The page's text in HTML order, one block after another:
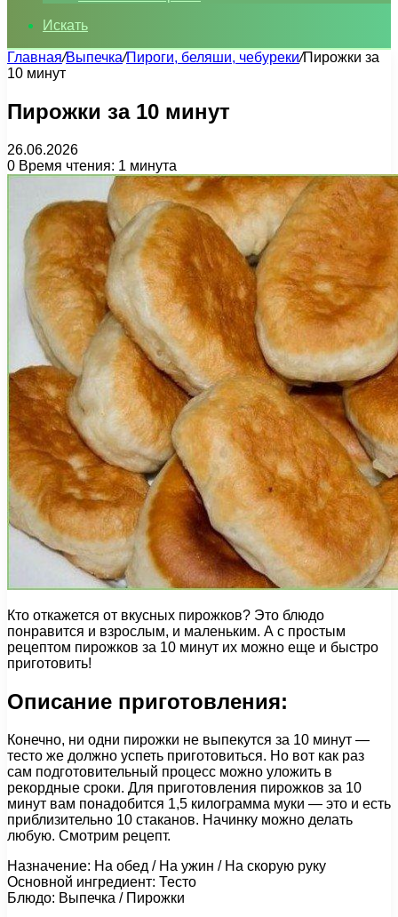
Искать
Главная/Выпечка/Пироги, беляши, чебуреки/Пирожки за
10 минут
Пирожки за 10 минут
26.06.2026
0 Время чтения: 1 минута
Кто откажется от вкусных пирожков? Это блюдо
понравится и взрослым, и маленьким. А с простым
рецептом пирожков за 10 минут их можно еще и быстро
приготовить!
Описание приготовления:
Конечно, ни одни пирожки не выпекутся за 10 минут —
тесто же должно успеть приготовиться. Но вот как раз
сам подготовительный процесс можно уложить в
рекордные сроки. Для приготовления пирожков за 10
минут вам понадобится 1,5 килограмма муки — это и есть
приблизительно 10 стаканов. Начинку можно делать
любую. Смотрим рецепт.
Назначение: На обед / На ужин / На скорую руку
Основной ингредиент: Тесто
Блюдо: Выпечка / Пирожки